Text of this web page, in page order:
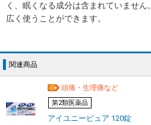
く、眠くなる成分は含まれていませ
広く使うことができます。
関連商品
頭痛・生理痛など
第2類医薬品
アイユニーピュア 120錠